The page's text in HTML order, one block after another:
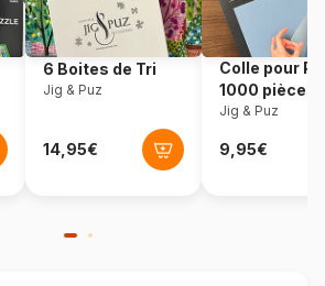
150 pièces
49 x 36 cm
6 Boites de Tri
Jig & Puz
Colle pour
1000 pièces
Jig & Puz